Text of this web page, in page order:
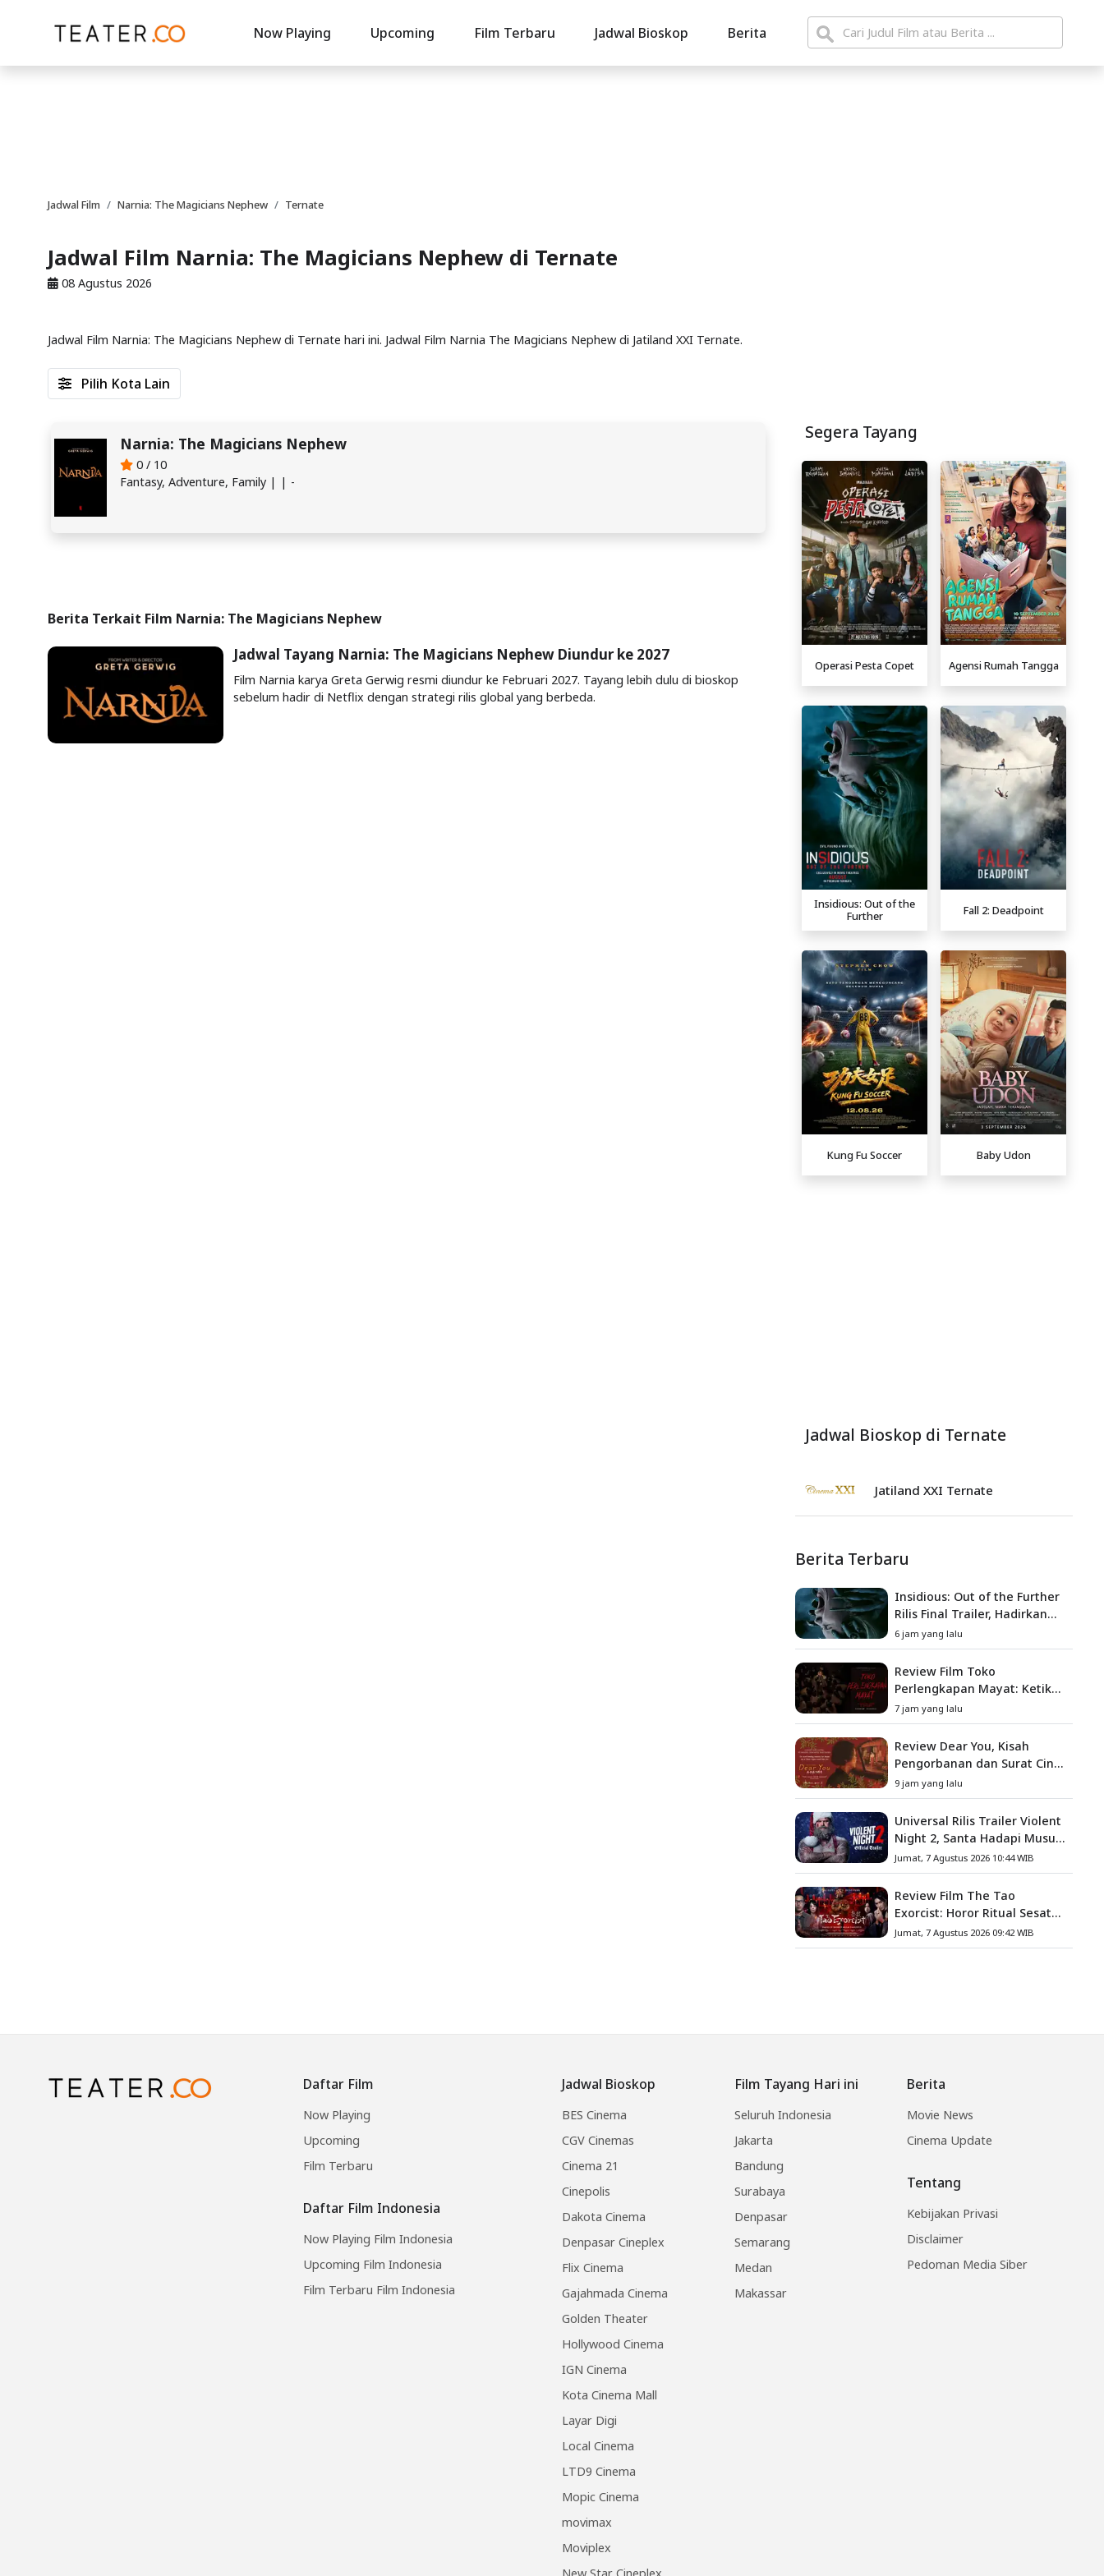
Now Playing Upcoming Film Terbaru Jadwal Bioskop Berita
Jadwal Film Narnia: The Magicians Nephew Ternate
Jadwal Film Narnia: The Magicians Nephew di Ternate
08 Agustus 2026
Jadwal Film Narnia: The Magicians Nephew di Ternate hari ini. Jadwal Film Narnia The Magicians Nephew di Jatiland XXI Ternate.
Narnia: The Magicians Nephew
0 / 10
Fantasy, Adventure, Family | | -
Pilih Kota Lain
Berita Terkait Film Narnia: The Magicians Nephew
Jadwal Tayang Narnia: The Magicians Nephew Diundur ke 2027
Film Narnia karya Greta Gerwig resmi diundur ke Februari 2027. Tayang lebih dulu di bioskop
sebelum hadir di Netflix dengan strategi rilis global yang berbeda.
Segera Tayang
Operasi Pesta Copet Agensi Rumah Tangga
Insidious: Out of the
Further
Fall 2: Deadpoint
Kung Fu Soccer Baby Udon
Jadwal Bioskop di Ternate
Jatiland XXI Ternate
Berita Terbaru
Insidious: Out of the Further
Rilis Final Trailer, Hadirkan
Teror Baru, Iblis Kini Masuk
ke Dunia Manusia
6 jam yang lalu
Review Film Toko
Perlengkapan Mayat: Ketika
Kutukan Keluarga Menjadi
Sumber Teror yang
Sesungguhnya
7 jam yang lalu
Review Dear You, Kisah
Pengorbanan dan Surat Cinta
yang Menyentuh Hati
9 jam yang lalu
Universal Rilis Trailer Violent
Night 2, Santa Hadapi Musuh
Baru
Jumat, 7 Agustus 2026 10:44 WIB
Review Film The Tao
Exorcist: Horor Ritual Sesat
Taiwan yang Penuh Misteri
dan Teror Psikologis
Jumat, 7 Agustus 2026 09:42 WIB
Daftar Film
Now Playing
Upcoming
Film Terbaru
Daftar Film Indonesia
Now Playing Film Indonesia
Upcoming Film Indonesia
Film Terbaru Film Indonesia
Jadwal Bioskop
BES Cinema
CGV Cinemas
Cinema 21
Cinepolis
Dakota Cinema
Denpasar Cineplex
Flix Cinema
Gajahmada Cinema
Golden Theater
Hollywood Cinema
IGN Cinema
Kota Cinema Mall
Layar Digi
Local Cinema
LTD9 Cinema
Mopic Cinema
movimax
Moviplex
New Star Cineplex
Film Tayang Hari ini
Seluruh Indonesia
Jakarta
Bandung
Surabaya
Denpasar
Semarang
Medan
Makassar
Berita
Movie News
Cinema Update
Tentang
Kebijakan Privasi
Disclaimer
Pedoman Media Siber